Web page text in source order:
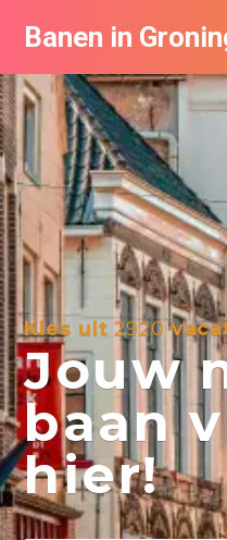
Banen in
Kies uit2920
Jouw
baan
hier!
Vacatures per bedrijf
De populairste
Nieuwsbrief feed